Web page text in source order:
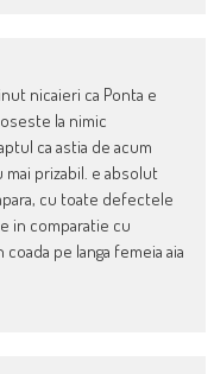
nicaieri ca Ponta e
la nimic
ca astia de acum
prizabil. e absolut
cu toate defectele
in comparatie cu
pe langa femeia aia